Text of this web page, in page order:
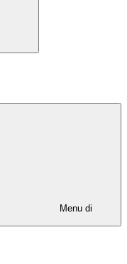
Menu di